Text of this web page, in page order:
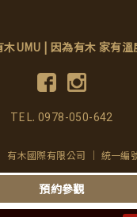
木UMU | 因為有木 家有溫
TEL.0978-050-642
有木國際有限公司 ｜ 統一編
預約參觀